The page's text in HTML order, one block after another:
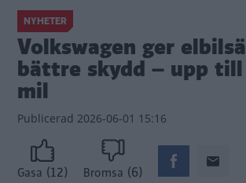
NYHETER
Volkswagen ger
bättre skydd – upp till
mil
Publicerad 2026-06-01 15:16
Gasa (12) Bromsa (6)